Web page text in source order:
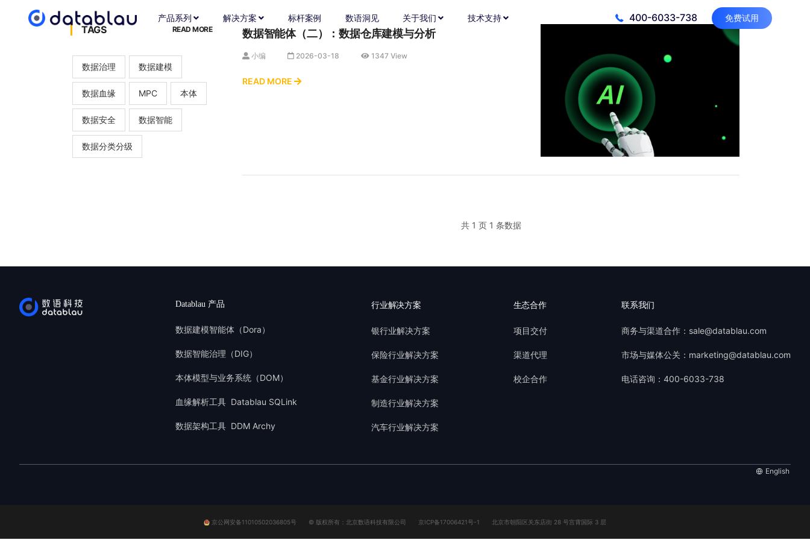
产品系列 解决方案 标杆案例 数语洞见 关于我们 技术支持 400-6033-738 免费试用
TAGS READ MORE
数据治理 数据建模
数据血缘 MPC 本体
数据安全 数据智能
数据分类分级
数据智能体（二）：数据仓库建模与分析
小编 2026-03-18 1347 View
READ MORE
共 1 页 1 条数据
Datablau 产品
数据建模智能体（Dora）
数据智能治理（DIG）
本体模型与业务系统（DOM）
血缘解析工具 Datablau SQLink
数据架构工具 DDM Archy
行业解决方案
银行业解决方案
保险行业解决方案
基金行业解决方案
制造行业解决方案
汽车行业解决方案
生态合作
项目交付
渠道代理
校企合作
联系我们
商务与渠道合作：sale@datablau.com
市场与媒体公关：marketing@datablau.com
电话咨询：400-6033-738
English
京公网安备11010502036805号 © 版权所有：北京数语科技有限公司 京ICP备17006421号-1 北京市朝阳区关东店街 28 号宫霄国际 3 层